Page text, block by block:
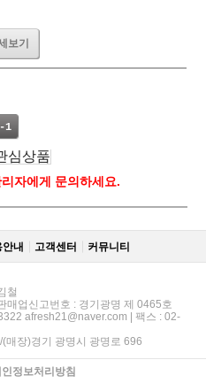
보기
-1
심상품
자에게 문의하세요.
안내 고객센터 커뮤니티
철
매업신고번호 : 경기광명 제 0465호
afresh21@naver.com | 팩스 : 02-
매장)경기 광명시 광명로 696
인정보처리방침